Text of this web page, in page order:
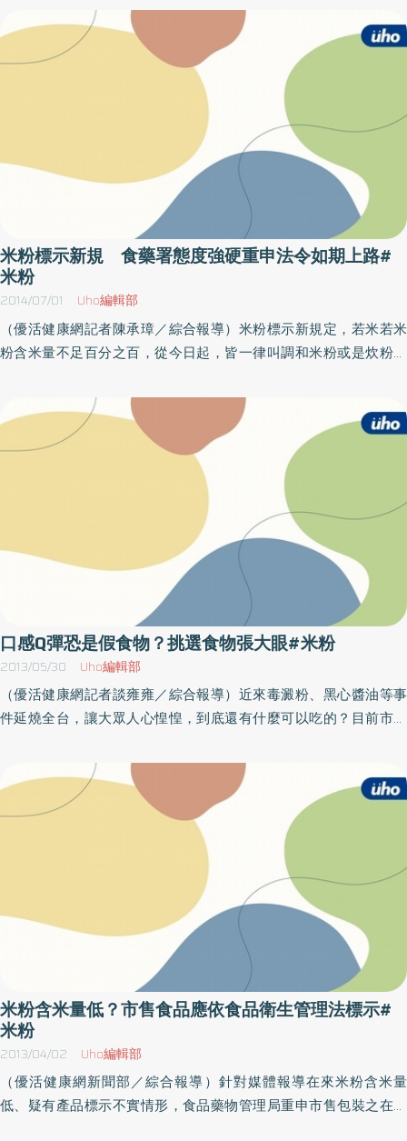
統的蘿蔔糕、米粉、紅燒牛腩、炸排骨等更是桌上必備佳餚，要怎
麼吃才能健康無負擔，讓營養師為民眾解密！蘿蔔糕吃三塊以上
血糖就容易飆高豐原醫院營養科主任謝惠敏表示，過年民眾通常會
以冬粉、蘿蔔糕、炒米粉、火鍋等等取代白飯，但蘿蔔糕本身的含
油量就比白飯高，因此一餐七分滿的白飯，等同於三片蘿蔔糕（約
6×7×1公分)的熱量，即使沒有吃白飯，只吃蘿蔔糕達三塊以上，糖尿
病患者的血糖就容易飆高。另外，烹煮方式也是造成脂肪堆積的主
要原因，年菜裡最常出現的爌肉、紅燒牛腩、炸排骨、炸魚、紅燒
獅子頭等容易造成高血脂，體重過重、血糖較高、血脂肪異常的民
眾，可選擇去皮、去肥肉食材，以低油脂的瘦肉、牛腱、海鮮等蛋
白質替代。另外，喝湯時可將上層浮油清除，減少身體負擔。花
生、開心果熱量高 盡量少攝取清淡口味的食物絕對可以幫助減輕
腸胃負擔，謝惠敏主任表示，年菜裡可準備一些青菜火鍋，或是涼
拌青菜、沙拉、燙青菜等補充因為大魚大肉攝取不足的青菜量。棗
子、蘋果、蓮霧、葡萄、橘子、柳丁等皆可適量食用，瓜子、花
生、開心果熱量高，能減少攝取盡量避免。多吃少動是年節常見現
動，安排親友一起爬山、慢跑、快走、散步、打球、騎腳踏車等活
動，更能增加年節運動量，將能有效控制個體重及腰圍，減少血
糖、血脂肪上升情形，快樂過好年。
米粉標示新規 食藥署態度強硬重申法令如期上路#
米粉
2014/07/01 Uho編輯部
（優活健康網記者陳承璋／綜合報導）米粉標示新規定，若米若米
粉含米量不足百分之百，從今日起，皆一律叫調和米粉或是炊粉，
米粉，而我國食品藥物管理署態度仍強硬，並指出，此項規定如期
實施，若業者持續違法，將處以新台幣四萬至四百萬不等的罰緩！
業者須清楚標示 以免造成民眾混淆誤解衛生福利部於102年11月29
日公告訂定「市售包裝米粉絲產品標示規定」，並自103年7月1日生
效。依該規定，米粉絲產品米含量為100％，品名始得標示為「純米
粉（絲）」或「米粉（絲）」，如米含量超過50％者，其品名得標
示為「調和米粉（絲）」。惟如米含量未達50％，其品名不得宣稱
為「米粉（絲）」或「調和米粉（絲）」，避免造成消費者誤解。
食藥署指出，消保團體於102年1月28日發布「假『米粉』？！9成
米粉充斥廉價玉米澱粉，米含量甚至未達10％，疑有產品標示不實
之情形」等新聞，引起各界關切。除媒體報導外，監察院介入調查
「米粉含米量及標示相關事宜」，並糾正食藥署，多位立委亦表示
關心，102年6月19日修正之食品衛生管理法，強制標示包裝食品之
主成分含量。食藥署呼籲野這清楚標示 以維持金字招牌為使市售
米粉產品品名符合本質及促使米粉市場更加健全，並回應各界期
月30日預告「市售包裝米粉絲產品標示規定」草案，預告期間（60
天）除有新竹市政府爭取緩衝期之訴求外，並未接獲其他反對意
見。食藥署也呼籲業者，請米粉相關業者務必遵守「市售包裝米粉
絲產品標示規定」，提供消費者正確資訊，並擦亮台灣米粉的招
口感Q彈恐是假食物？挑選食物張大眼#米粉
2013/05/30 Uho編輯部
（優活健康網記者談雍雍／綜合報導）近來毒澱粉、黑心醬油等事
件延燒全台，讓大眾人心惶惶，到底還有什麼可以吃的？目前市場
假米粉通常問題在比例上，純米粉的原料是米，假米粉的原料可能
是米和玉米澱粉，其中玉米澱粉的比例比米高出許多。民眾到底應
該如何辨別真食物與假食物？化學教授吳家誠在《請你跟我這樣過-
食物安全吃健康》一書表示，食物有兩種：真食物和假食物。假食
物有些只是不是真材實料，例如用魚漿、花枝充當鮑魚，不至於傷
身體；但有些則利用化學品，調配出任何想要的香味、顏色、口
感、濃度，這類型的則就會傷身。此外，含大量玉米澱粉的米粉，
成品顏色比較黃，如果使用雙氧水漂白後，賣相會比較好。但人體
吸收雙氧水中的成分，對於肝、腎都會造成傷害。真正的純米粉偏
白色，煮過之後呈現天然米色，吃起來帶有米天然的黏性。假的米
粉不是太黃，就是太白，煮過之後成透明色，吃起來比較彈牙。而
真正的純冬粉，應該是帶點淡米色，那是綠豆仁的顏色，用手摸起
來會有點韌性，不會一碰就斷掉，煮過之後會變成透明色，在鍋中
呈現出很柔順的狀態，會隨著湯水改變，烹煮時間久一點會變糊。
吳教授也提醒，如果要從外觀上挑選米粉，建議太黃、太白者都不
要買。至於冬粉，原料應該是綠豆澱粉，不過綠豆粉通常不便宜，
米粉含米量低？市售食品應依食品衛生管理法標示#
米粉
2013/04/02 Uho編輯部
（優活健康網新聞部／綜合報導）針對媒體報導在來米粉含米量
低、疑有產品標示不實情形，食品藥物管理局重申市售包裝之在來